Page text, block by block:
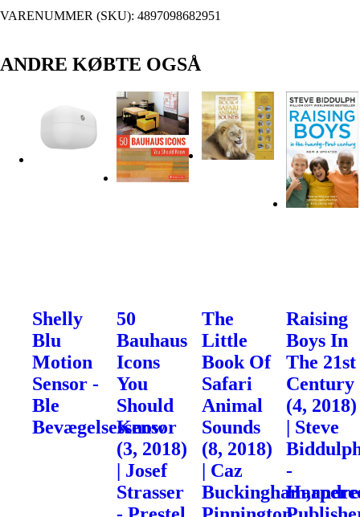
VARENUMMER (SKU): 4897098682951
ANDRE KØBTE OGSÅ
Shelly
Blu
Motion
Sensor -
Ble
Bevægelsessensor
50
Bauhaus
Icons
You
Should
Know
(3, 2018)
| Josef
Strasser
The
Little
Book Of
Safari
Animal
Sounds
(8, 2018)
| Caz
Raising
Boys In
The 21st
Century
(4, 2018)
| Steve
-